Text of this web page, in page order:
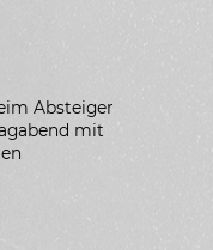
Absteiger
mit